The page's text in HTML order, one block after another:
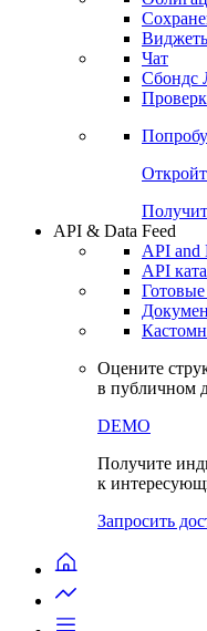
Чат
Сбондс
API & Data Feed
API and
API
Оцените
в публичном
DEMO
Получите
к
Запросить